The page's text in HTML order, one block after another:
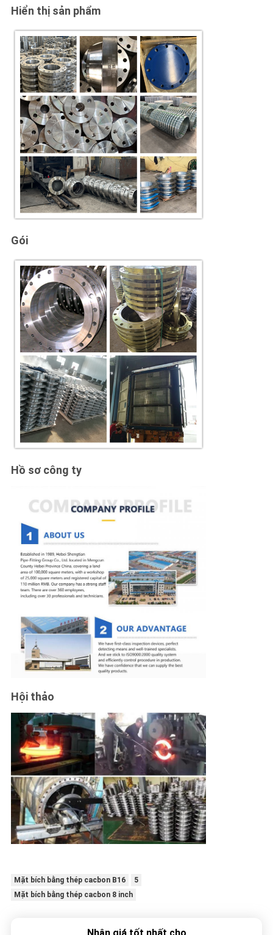
Hiển thị sản phẩm
Gói
Hồ sơ công ty
Hội thảo
Mặt bích bằng thép cacbon B16
5
Mặt bích bằng thép cacbon 8 inch